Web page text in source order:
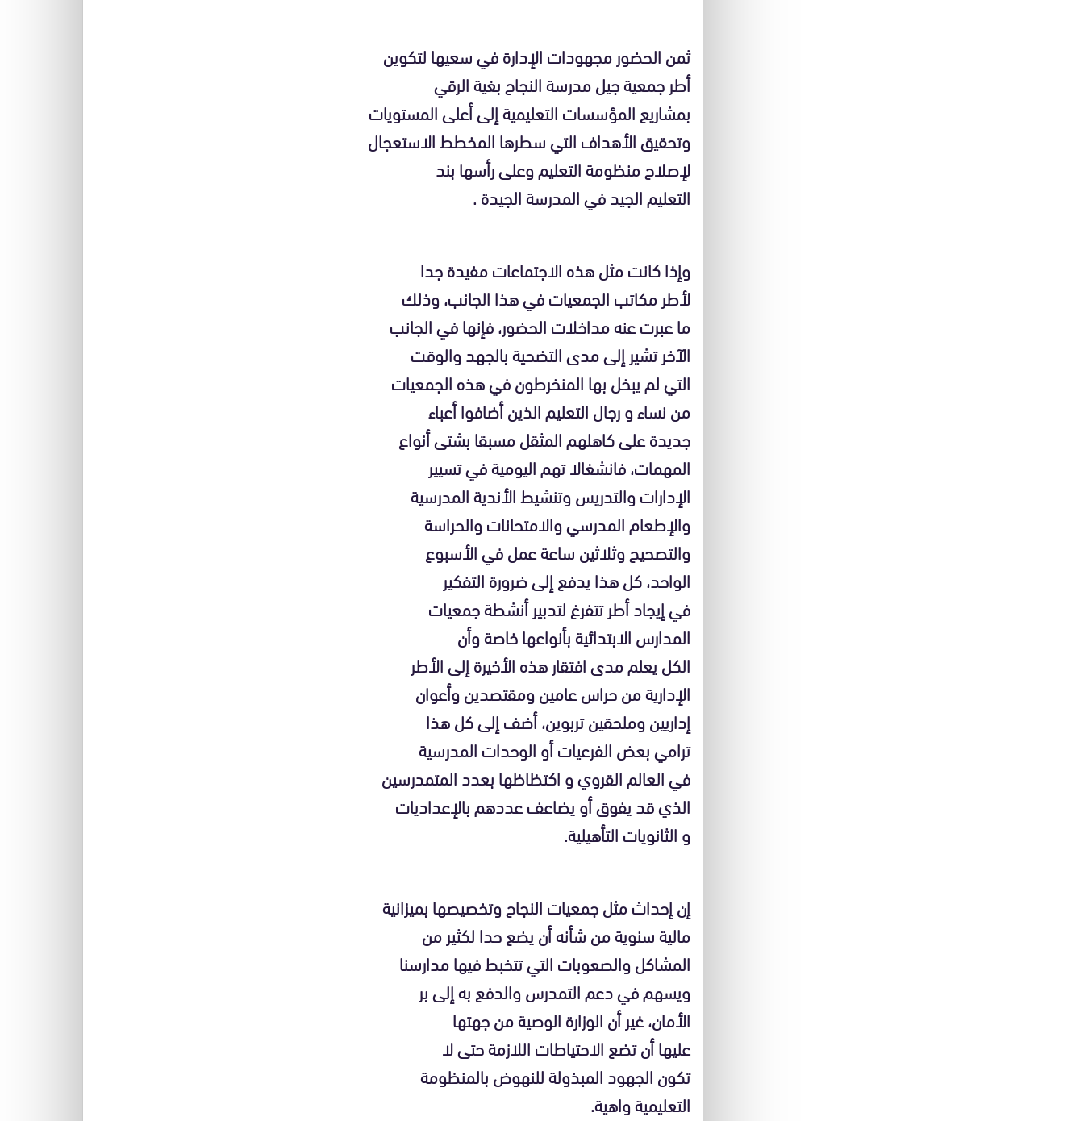
ثمن الحضور مجهودات الإدارة في سعيها لتكوين
أطر جمعية جيل مدرسة النجاح بغية الرقي
بمشاريع المؤسسات التعليمية إلى أعلى المستويات
وتحقيق الأهداف التي سطرها المخطط الاستعجال
لإصلاح منظومة التعليم وعلى رأسها بند
التعليم الجيد في المدرسة الجيدة .
وإذا كانت مثل هذه الاجتماعات مفيدة جدا
لأطر مكاتب الجمعيات في هذا الجانب، وذلك
ما عبرت عنه مداخلات الحضور، فإنها في الجانب
الآخر تشير إلى مدى التضحية بالجهد والوقت
التي لم يبخل بها المنخرطون في هذه الجمعيات
من نساء و رجال التعليم الذين أضافوا أعباء
جديدة على كاهلهم المثقل مسبقا بشتى أنواع
المهمات، فانشغالا تهم اليومية في تسيير
الإدارات والتدريس وتنشيط الأندية المدرسية
والإطعام المدرسي والامتحانات والحراسة
والتصحيح وثلاثين ساعة عمل في الأسبوع
الواحد، كل هذا يدفع إلى ضرورة التفكير
في إيجاد أطر تتفرغ لتدبير أنشطة جمعيات
المدارس الابتدائية بأنواعها خاصة وأن
الكل يعلم مدى افتقار هذه الأخيرة إلى الأطر
الإدارية من حراس عامين ومقتصدين وأعوان
إداريين وملحقين تربوين، أضف إلى كل هذا
ترامي بعض الفرعيات أو الوحدات المدرسية
في العالم القروي و اكتظاظها بعدد المتمدرسين
الذي قد يفوق أو يضاعف عددهم بالإعداديات
و الثانويات التأهيلية.
إن إحداث مثل جمعيات النجاح وتخصيصها بميزانية
مالية سنوية من شأنه أن يضع حدا لكثير من
المشاكل والصعوبات التي تتخبط فيها مدارسنا
ويسهم في دعم التمدرس والدفع به إلى بر
الأمان، غير أن الوزارة الوصية من جهتها
عليها أن تضع الاحتياطات اللازمة حتى لا
تكون الجهود المبذولة للنهوض بالمنظومة
التعليمية واهية.